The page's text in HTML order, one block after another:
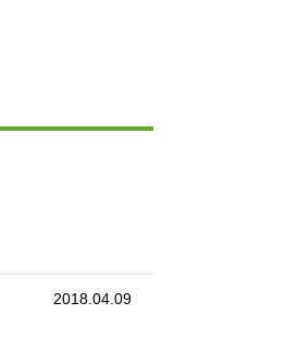
2018.04.09